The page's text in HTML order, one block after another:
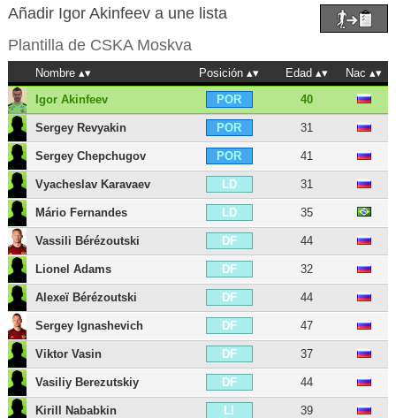
Añadir Igor Akinfeev a une lista
Plantilla de CSKA Moskva
Nombre Posición Edad
Nac
Igor Akinfeev
POR 40
Sergey Revyakin POR 31
Sergey Chepchugov POR 41
Vyacheslav Karavaev LD 31
Mário Fernandes LD 35
Vassili Bérézoutski DF 44
Lionel Adams DF 32
Alexeï Bérézoutski DF 44
Sergey Ignashevich DF 47
Viktor Vasin DF 37
Vasiliy Berezutskiy DF 44
Kirill Nababkin LI 39